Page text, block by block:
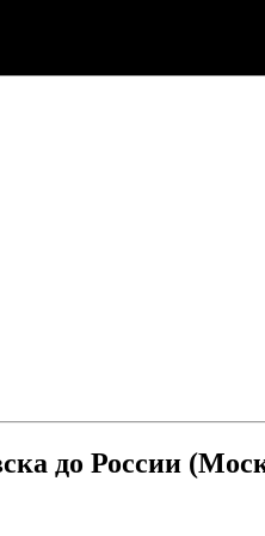
до России